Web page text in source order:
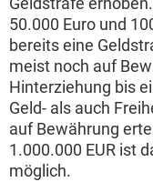
50.000 Euro und
bereits eine
meist noch auf
Hinterziehung bis
Geld- als auch
auf Bewährung
1.000.000 EUR ist
möglich.